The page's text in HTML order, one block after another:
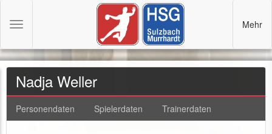
Nadja Weller
Personendaten Spielerdaten Trainerdaten
Toggle
Mehr